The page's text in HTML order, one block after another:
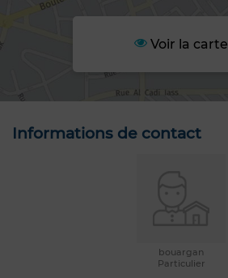
Voir la carte
Informations de contact
bouargan
Particulier